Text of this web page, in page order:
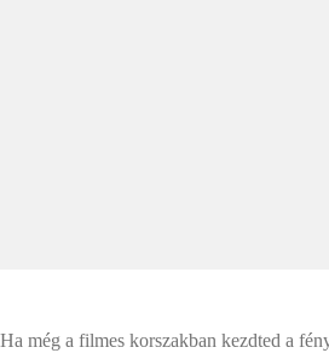
Ha még a filmes korszakban kezdted a